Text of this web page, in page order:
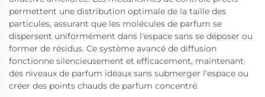
permettent une distribution optimale de la taille des
particules, assurant que les molécules de parfum se
dispersent uniformément dans l'espace sans se déposer ou
former de résidus. Ce système avancé de diffusion
fonctionne silencieusement et efficacement, maintenant
des niveaux de parfum idéaux sans submerger l'espace ou
créer des points chauds de parfum concentré.